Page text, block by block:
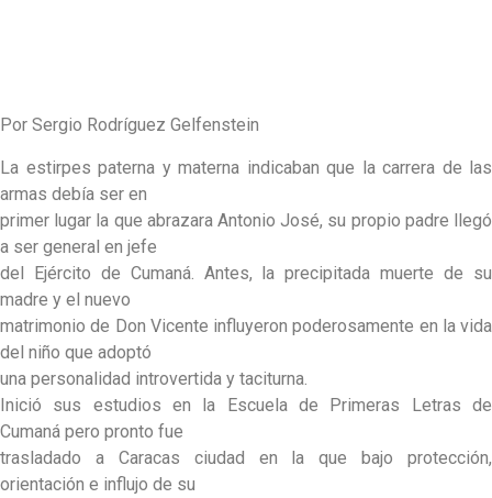
Por Sergio Rodríguez Gelfenstein
La estirpes paterna y materna indicaban que la carrera de las
armas debía ser en
primer lugar la que abrazara Antonio José, su propio padre llegó
a ser general en jefe
del Ejército de Cumaná. Antes, la precipitada muerte de su
madre y el nuevo
matrimonio de Don Vicente influyeron poderosamente en la vida
del niño que adoptó
una personalidad introvertida y taciturna.
Inició sus estudios en la Escuela de Primeras Letras de
Cumaná pero pronto fue
trasladado a Caracas ciudad en la que bajo protección,
orientación e influjo de su